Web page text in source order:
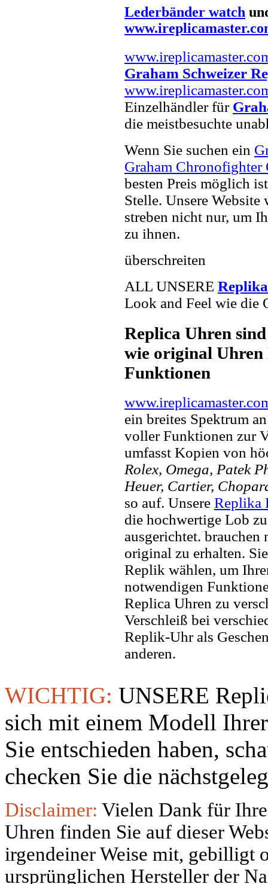
Lederbänder watch
Graham Schweizer
Einzelhändler für
die meistbesuchte
Wenn Sie suchen ein
Graham
besten Preis möglich
Stelle. Unsere Website
streben nicht nur, um
zu ihnen.
überschreiten
ALL UNSERE
Look and Feel wie die
Replica Uhren
wie original Uhren
Funktionen
ein breites Spektrum
voller Funktionen zur
umfasst Kopien von
Rolex, Omega, Patek
Heuer, Cartier,
so auf. Unsere Replika
die hochwertige Lob
ausgerichtet. brauchen
original zu erhalten.
Replik wählen, um
notwendigen
Replica Uhren zu
Verschleiß bei
Replik-Uhr als
anderen.
WICHTIG: UNSERE
sich mit einem Modell
Sie entschieden haben,
checken Sie die
Disclaimer: Vielen Dank für
Uhren finden Sie auf dieser
irgendeiner Weise mit, gebilligt
ursprünglichen Hersteller der